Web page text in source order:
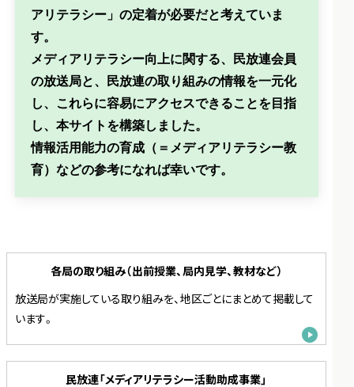
アリテラシー」の定着が必要だと考えていま
す。
メディアリテラシー向上に関する、民放連会員
の放送局と、民放連の取り組みの情報を一元化
し、これらに容易にアクセスできることを目指
し、本サイトを構築しました。
情報活用能力の育成（＝メディアリテラシー教
育）などの参考になれば幸いです。
各局の取り組み（出前授業、局内見学、教材など）
放送局が実施している取り組みを、地区ごとにまとめて掲載して
います。
民放連「メディアリテラシー活動助成事業」